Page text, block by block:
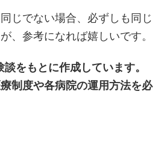
じでない場合、必ずしも同じ
、参考になれば嬉しいです。
をもとに作成しています。
制度や各病院の運用方法を必